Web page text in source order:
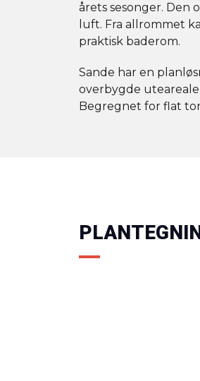
årets sesonger.
luft. Fra allrommet
praktisk baderom.
Sande har en
overbygde
Begregnet for flat